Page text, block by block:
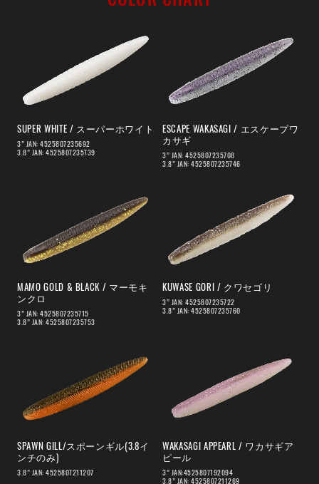
SUPER WHITE / スーパーホワイト
3” JAN: 4525807235692
3.8” JAN: 4525807235739
ESCAPE WAKASAGI / エスケープワ
カサギ
3” JAN: 4525807235708
3.8” JAN: 4525807235746
MAMO GOLD & BLACK / マーモキ
ンクロ
3” JAN: 4525807235715
3.8” JAN: 4525807235753
KUWASE GORI / クワセゴリ
3” JAN: 4525807235722
3.8” JAN: 4525807235760
SPAWN GILL/スポーンギル(3.8イ
ンチのみ)
3.8” JAN: 4525807211207
WAKASAGI APPEARL / ワカサギア
ピール
3” JAN:4525807192094
3.8” JAN: 4525807211269